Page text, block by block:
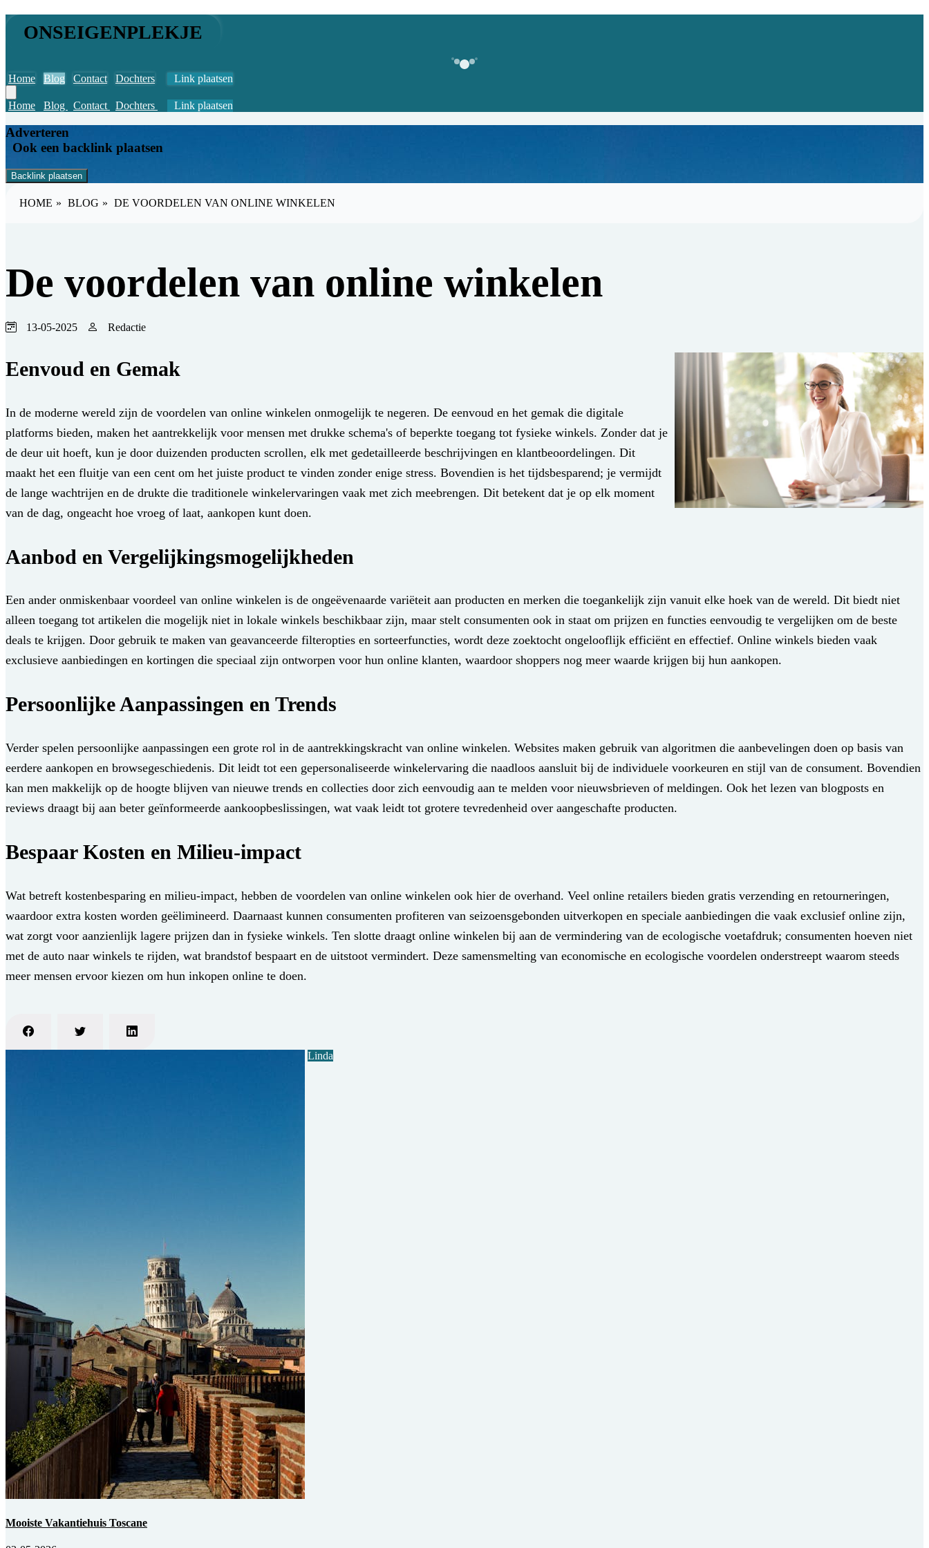
ONSEIGENPLEKJE
Home Blog Contact Dochters Link plaatsen
Home Blog Contact Dochters Link plaatsen
Adverteren
Ook een backlink plaatsen
Backlink plaatsen
HOME » BLOG » DE VOORDELEN VAN ONLINE WINKELEN
De voordelen van online winkelen
13-05-2025 Redactie
Eenvoud en Gemak
In de moderne wereld zijn de voordelen van online winkelen onmogelijk te negeren. De eenvoud en het gemak die digitale
platforms bieden, maken het aantrekkelijk voor mensen met drukke schema's of beperkte toegang tot fysieke winkels. Zonder dat je
de deur uit hoeft, kun je door duizenden producten scrollen, elk met gedetailleerde beschrijvingen en klantbeoordelingen. Dit
maakt het een fluitje van een cent om het juiste product te vinden zonder enige stress. Bovendien is het tijdsbesparend; je vermijdt
de lange wachtrijen en de drukte die traditionele winkelervaringen vaak met zich meebrengen. Dit betekent dat je op elk moment
van de dag, ongeacht hoe vroeg of laat, aankopen kunt doen.
Aanbod en Vergelijkingsmogelijkheden
Een ander onmiskenbaar voordeel van online winkelen is de ongeëvenaarde variëteit aan producten en merken die toegankelijk zijn vanuit elke hoek van de wereld. Dit biedt niet
alleen toegang tot artikelen die mogelijk niet in lokale winkels beschikbaar zijn, maar stelt consumenten ook in staat om prijzen en functies eenvoudig te vergelijken om de beste
deals te krijgen. Door gebruik te maken van geavanceerde filteropties en sorteerfuncties, wordt deze zoektocht ongelooflijk efficiënt en effectief. Online winkels bieden vaak
exclusieve aanbiedingen en kortingen die speciaal zijn ontworpen voor hun online klanten, waardoor shoppers nog meer waarde krijgen bij hun aankopen.
Persoonlijke Aanpassingen en Trends
Verder spelen persoonlijke aanpassingen een grote rol in de aantrekkingskracht van online winkelen. Websites maken gebruik van algoritmen die aanbevelingen doen op basis van
eerdere aankopen en browsegeschiedenis. Dit leidt tot een gepersonaliseerde winkelervaring die naadloos aansluit bij de individuele voorkeuren en stijl van de consument. Bovendien
kan men makkelijk op de hoogte blijven van nieuwe trends en collecties door zich eenvoudig aan te melden voor nieuwsbrieven of meldingen. Ook het lezen van blogposts en
reviews draagt bij aan beter geïnformeerde aankoopbeslissingen, wat vaak leidt tot grotere tevredenheid over aangeschafte producten.
Bespaar Kosten en Milieu-impact
Wat betreft kostenbesparing en milieu-impact, hebben de voordelen van online winkelen ook hier de overhand. Veel online retailers bieden gratis verzending en retourneringen,
waardoor extra kosten worden geëlimineerd. Daarnaast kunnen consumenten profiteren van seizoensgebonden uitverkopen en speciale aanbiedingen die vaak exclusief online zijn,
wat zorgt voor aanzienlijk lagere prijzen dan in fysieke winkels. Ten slotte draagt online winkelen bij aan de vermindering van de ecologische voetafdruk; consumenten hoeven niet
met de auto naar winkels te rijden, wat brandstof bespaart en de uitstoot vermindert. Deze samensmelting van economische en ecologische voordelen onderstreept waarom steeds
meer mensen ervoor kiezen om hun inkopen online te doen.
Linda
Mooiste Vakantiehuis Toscane